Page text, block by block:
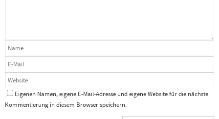
Eigenen Namen, eigene E-Mail-Adresse und eigene Website für die nächste
Kommentierung in diesem Browser speichern.